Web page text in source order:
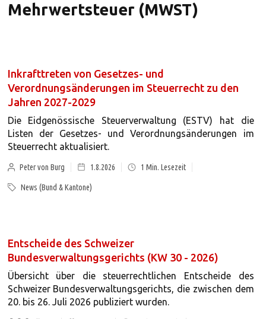
Mehrwertsteuer (MWST)
Inkrafttreten von Gesetzes- und
Verordnungsänderungen im Steuerrecht zu den
Jahren 2027-2029
Die Eidgenössische Steuerverwaltung (ESTV) hat die
Listen der Gesetzes- und Verordnungsänderungen im
Steuerrecht aktualisiert.
Peter von Burg 1.8.2026 1 Min. Lesezeit
News (Bund & Kantone)
Entscheide des Schweizer
Bundesverwaltungsgerichts (KW 30 - 2026)
Übersicht über die steuerrechtlichen Entscheide des
Schweizer Bundesverwaltungsgerichts, die zwischen dem
20. bis 26. Juli 2026 publiziert wurden.